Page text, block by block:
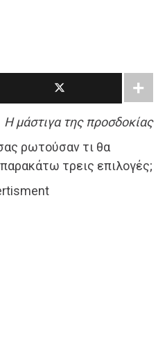
Η μάστιγα της προσδοκίας
ρωτούσαν τι θα
τρεις επιλογές;